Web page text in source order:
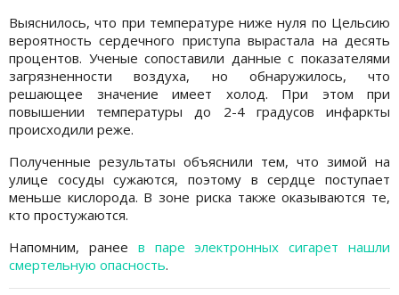
Выяснилось, что при температуре ниже нуля по Цельсию
вероятность сердечного приступа вырастала на десять
процентов. Ученые сопоставили данные с показателями
загрязненности воздуха, но обнаружилось, что
решающее значение имеет холод. При этом при
повышении температуры до 2-4 градусов инфаркты
происходили реже.
Полученные результаты объяснили тем, что зимой на
улице сосуды сужаются, поэтому в сердце поступает
меньше кислорода. В зоне риска также оказываются те,
кто простужаются.
Напомним, ранее в паре электронных сигарет нашли
смертельную опасность.